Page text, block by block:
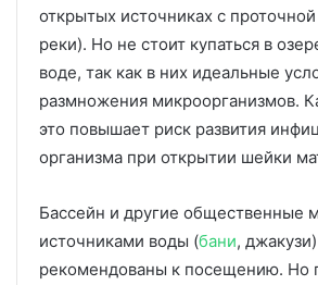
открытых источниках с
реки). Но не стоит купаться в
воде, так как в них идеальные
размножения микроорганизмов.
это повышает риск развития
организма при открытии шейки
Бассейн и другие общественные
источниками воды (бани,
рекомендованы к посещению. Но